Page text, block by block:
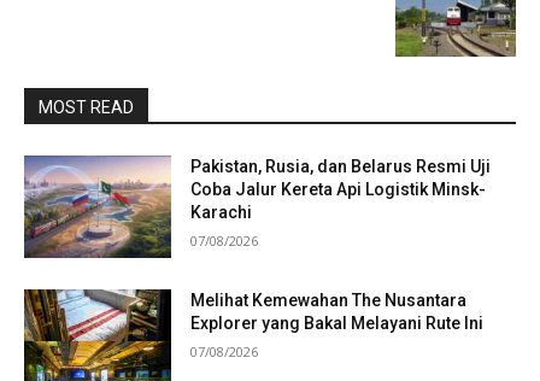
MOST READ
Pakistan, Rusia, dan Belarus Resmi Uji
Coba Jalur Kereta Api Logistik Minsk-
Karachi
07/08/2026
Melihat Kemewahan The Nusantara
Explorer yang Bakal Melayani Rute Ini
07/08/2026